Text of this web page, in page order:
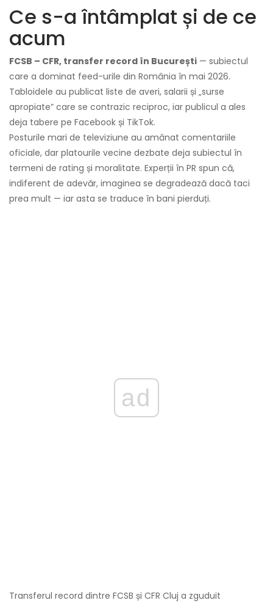
Ce s-a întâmplat și de ce
acum
FCSB – CFR, transfer record în București — subiectul
care a dominat feed-urile din România în mai 2026.
Tabloidele au publicat liste de averi, salarii și „surse
apropiate” care se contrazic reciproc, iar publicul a ales
deja tabere pe Facebook și TikTok.
Posturile mari de televiziune au amânat comentariile
oficiale, dar platourile vecine dezbate deja subiectul în
termeni de rating și moralitate. Experții în PR spun că,
indiferent de adevăr, imaginea se degradează dacă taci
prea mult — iar asta se traduce în bani pierduți.
ad
Transferul record dintre FCSB și CFR Cluj a zguduit